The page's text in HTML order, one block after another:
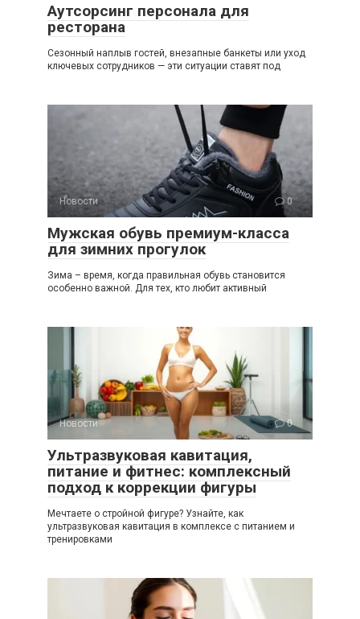
Аутсорсинг персонала для
ресторана
Сезонный наплыв гостей, внезапные банкеты или уход
ключевых сотрудников — эти ситуации ставят под
Новости 0
Мужская обувь премиум-класса
для зимних прогулок
Зима – время, когда правильная обувь становится
особенно важной. Для тех, кто любит активный
Новости 0
Ультразвуковая кавитация,
питание и фитнес: комплексный
подход к коррекции фигуры
Мечтаете о стройной фигуре? Узнайте, как
ультразвуковая кавитация в комплексе с питанием и
тренировками